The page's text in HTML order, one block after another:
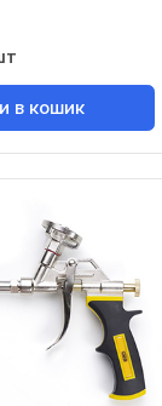
в кошик